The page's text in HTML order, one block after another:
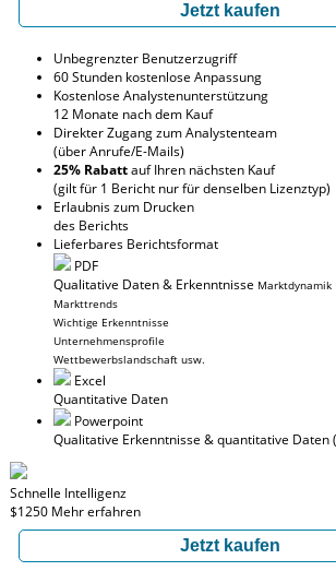
Jetzt kaufen
Unbegrenzter Benutzerzugriff
60 Stunden kostenlose Anpassung
Kostenlose Analystenunterstützung
12 Monate nach dem Kauf
Direkter Zugang zum Analystenteam
(über Anrufe/E-Mails)
25% Rabattauf Ihren nächsten Kauf
(gilt für 1 Bericht nur für denselben Lizenztyp)
Erlaubnis zum Drucken
des Berichts
Lieferbares Berichtsformat
PDF
Qualitative Daten & Erkenntnisse Marktdynamik
Markttrends
Wichtige Erkenntnisse
Unternehmensprofile
Wettbewerbslandschaft usw.
Excel
Quantitative Daten
Powerpoint
Qualitative Erkenntnisse & quantitative Daten
Schnelle Intelligenz
$1250 Mehr erfahren
Jetzt kaufen